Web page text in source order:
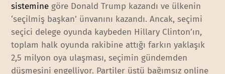
sistemine göre Donald Trump kazandı ve ülkenin
‘seçilmiş başkan’ ünvanını kazandı. Ancak, seçimi
seçici delege oyunda kaybeden Hillary Clinton’ın,
toplam halk oyunda rakibine attığı farkın yaklaşık
2,5 milyon oya ulaşması, seçimin gündemden
düşmesini engelliyor. Partiler üstü bağımsız online